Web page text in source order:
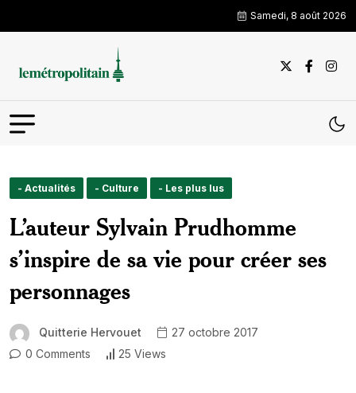
Samedi, 8 août 2026
- Actualités - Culture - Les plus lus
L’auteur Sylvain Prudhomme
s’inspire de sa vie pour créer ses
personnages
Quitterie Hervouet
27 octobre 2017
0 Comments
25 Views